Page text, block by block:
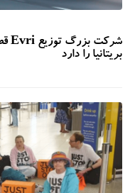
بریتانیا را دارد